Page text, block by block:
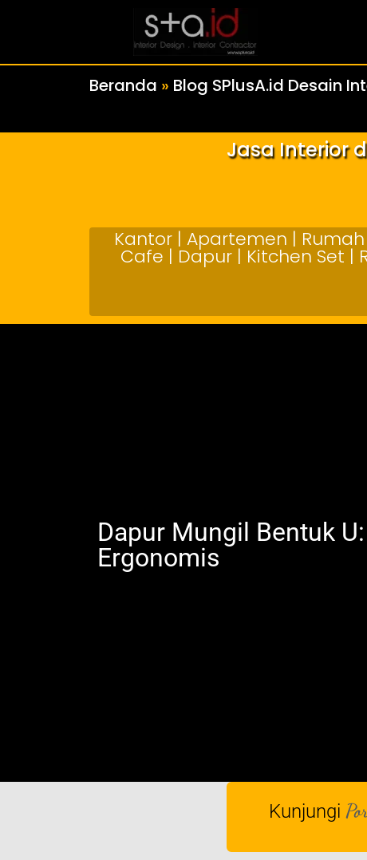
Beranda » Blog SPlusA.id Desain
Jasa Interior
Kantor | Apartemen |
Cafe | Dapur | Kitchen Set |
Dapur Mungil Bentuk
Ergonomis
Kunjungi